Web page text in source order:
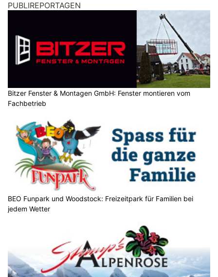
PUBLIREPORTAGEN
Bitzer Fenster & Montagen GmbH: Fenster montieren vom
Fachbetrieb
BEO Funpark und Woodstock: Freizeitpark für Familien bei
jedem Wetter